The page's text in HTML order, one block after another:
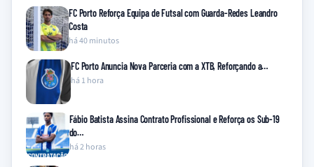
FC Porto Reforça Equipa de Futsal com Guarda-Redes Leandro
Costa
há 40 minutos
FC Porto Anuncia Nova Parceria com a XTB, Reforçando a…
há 1 hora
Fábio Batista Assina Contrato Profissional e Reforça os Sub-19
do…
há 2 horas